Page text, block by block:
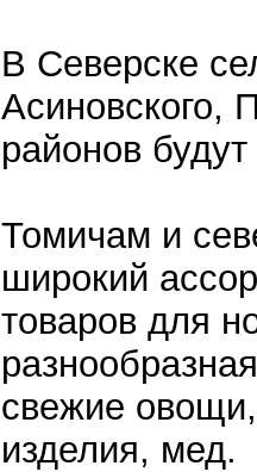
В Северске
Асиновского,
районов
Томичам и
широкий
товаров для
свежие
изделия, мед.